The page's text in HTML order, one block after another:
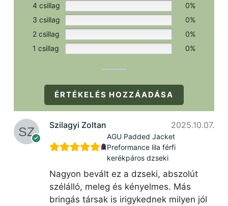
4 csillag
0%
3 csillag
0%
2 csillag
0%
1 csillag
0%
ÉRTÉKELÉS HOZZÁADÁSA
Szilagyi Zoltan 2025.10.07.
AGU Padded Jacket
Preformance lila férfi
kerékpáros dzseki
Nagyon bevált ez a dzseki, abszolút
szélálló, meleg és kényelmes. Más
bringás társak is irigykednek milyen jól